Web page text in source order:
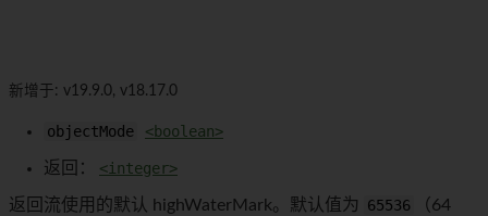
新增于: v19.9.0, v18.17.0
objectMode <boolean>
返回： <integer>
返回流使用的默认 highWaterMark。默认值为 65536
（64